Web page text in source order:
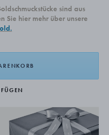
sind aus
Sie hier mehr über unsere